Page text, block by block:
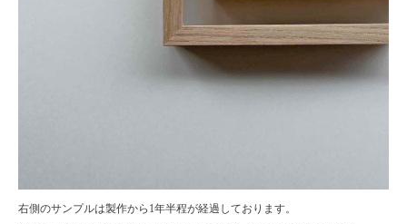
右側のサンプルは製作から1年半程が経過しております。